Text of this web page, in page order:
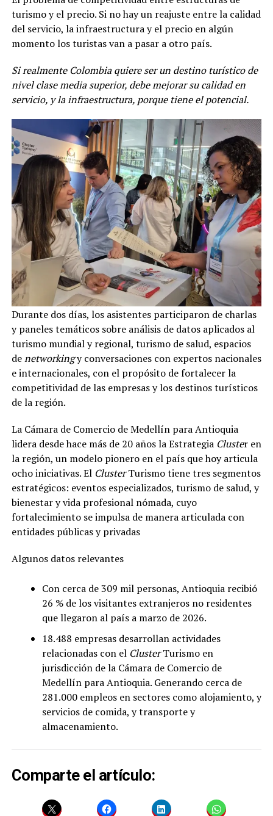
turismo y el precio. Si no hay un reajuste entre la calidad
del servicio, la infraestructura y el precio en algún
momento los turistas van a pasar a otro país.
Si realmente Colombia quiere ser un destino turístico de
nivel clase media superior, debe mejorar su calidad en
servicio, y la infraestructura, porque tiene el potencial.
Durante dos días, los asistentes participaron de charlas
y paneles temáticos sobre análisis de datos aplicados al
turismo mundial y regional, turismo de salud, espacios
denetworkingy conversaciones con expertos nacionales
e internacionales, con el propósito de fortalecer la
competitividad de las empresas y los destinos turísticos
de la región.
La Cámara de Comercio de Medellín para Antioquia
lidera desde hace más de 20 años la Estrategia Cluster en
la región, un modelo pionero en el país que hoy articula
ocho iniciativas. El ClusterTurismo tiene tres segmentos
estratégicos: eventos especializados, turismo de salud, y
bienestar y vida profesional nómada, cuyo
fortalecimiento se impulsa de manera articulada con
entidades públicas y privadas
Algunos datos relevantes
Con cerca de 309 mil personas, Antioquia recibió
26 % de los visitantes extranjeros no residentes
que llegaron al país a marzo de 2026.
18.488 empresas desarrollan actividades
relacionadas con el ClusterTurismo en
jurisdicción de la Cámara de Comercio de
Medellín para Antioquia. Generando cerca de
281.000 empleos en sectores como alojamiento, y
servicios de comida, y transporte y
almacenamiento.
Comparte el artículo: